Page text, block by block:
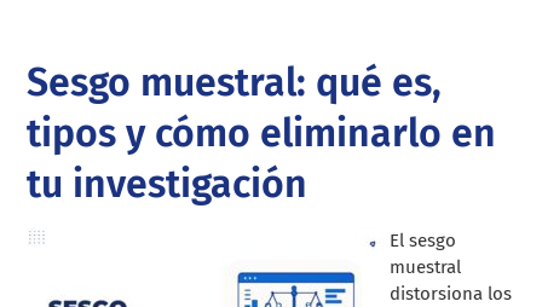
Sesgo muestral: qué es,
tipos y cómo eliminarlo en
tu investigación
El sesgo
muestral
distorsiona los